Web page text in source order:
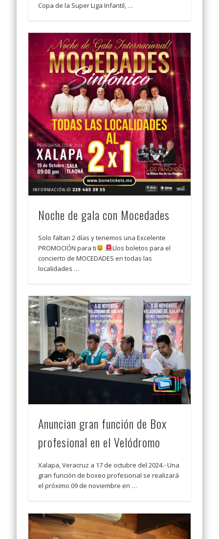
Copa de la Super Liga Infantil, …
Noche de gala con Mocedades
Solo faltan 2 días y tenemos una Excelente
PROMOCIÓN para ti
Llos boletos para el
concierto de MOCEDADES en todas las
localidades …
Anuncian gran función de Box
profesional en el Velódromo
Xalapa, Veracruz a 17 de octubre del 2024.- Una
gran función de boxeo profesional se realizará
el próximo 09 de noviembre en …